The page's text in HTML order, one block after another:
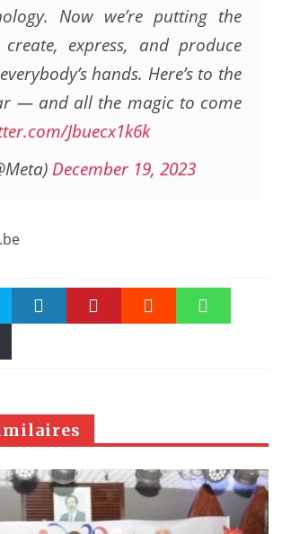
Now we’re putting the
express, and produce
hands. Here’s to the
— and all the magic to come
Jbuecx1k6k
December 19, 2023